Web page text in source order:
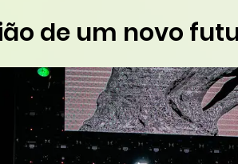
de um novo